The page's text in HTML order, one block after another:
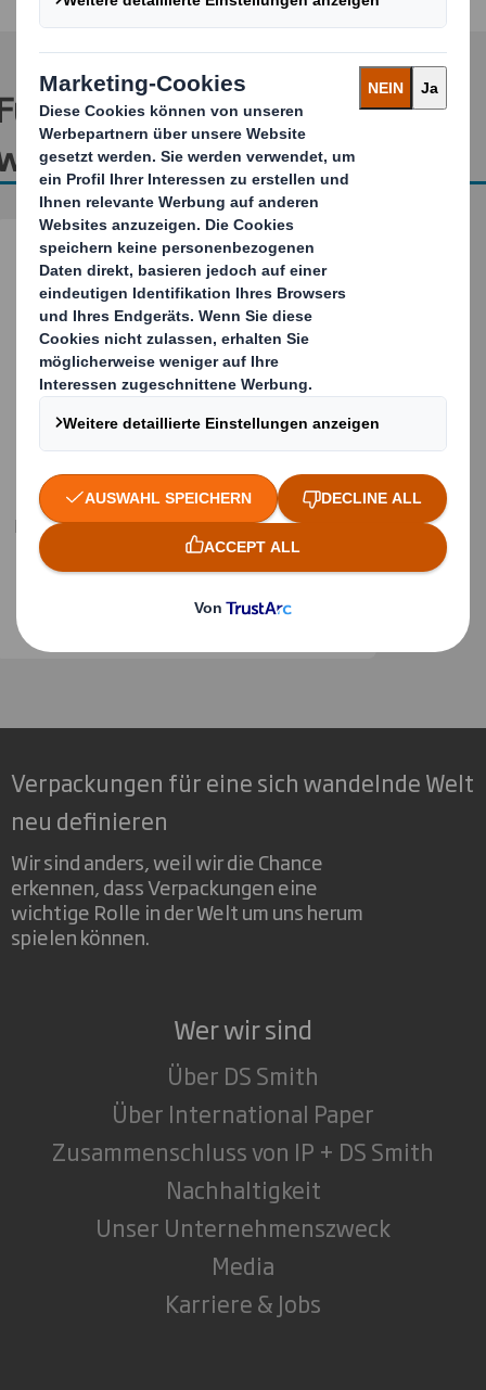
weitere Informationen
Sie sich bitte an
Lukas Beßler
Marketing Manager Deutschland & Schweiz
lukas.bessler@dssmith.com
+4966188118
Verpackungen für eine sich wandelnde Welt
neu definieren
Wir sind anders, weil wir die Chance
erkennen, dass Verpackungen eine
wichtige Rolle in der Welt um uns herum
spielen können.
Wer wir sind
Über DS Smith
Über International Paper
Zusammenschluss von IP + DS Smith
Nachhaltigkeit
Unser Unternehmenszweck
Media
Karriere & Jobs